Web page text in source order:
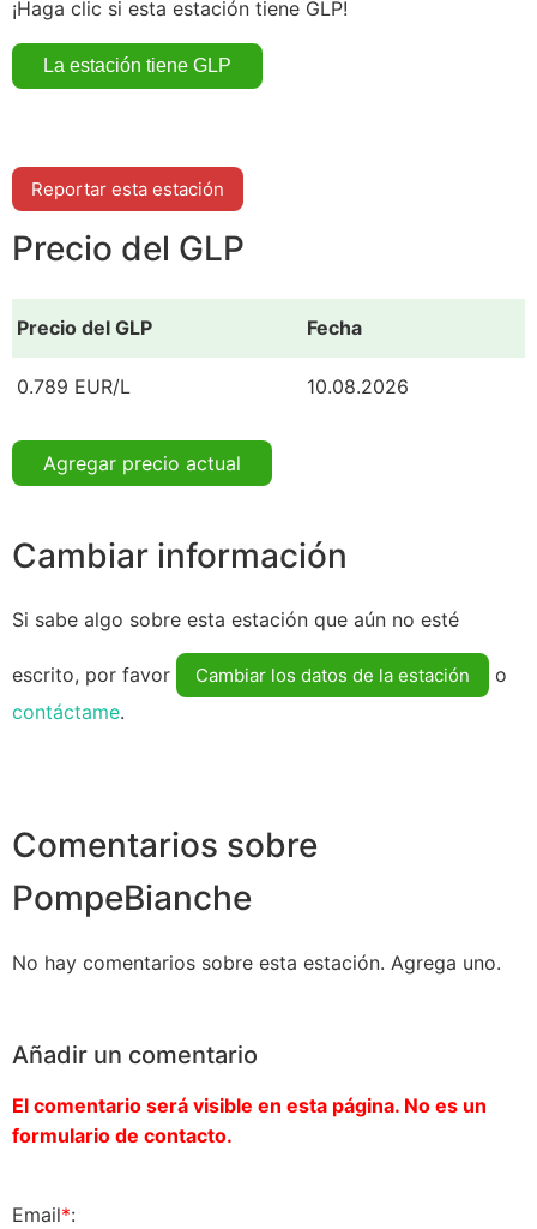
¡Haga clic si esta estación tiene GLP!
Reportar esta estación
Precio del GLP
Precio del GLP Fecha
0.789 EUR/L 10.08.2026
Agregar precio actual
Cambiar información
Si sabe algo sobre esta estación que aún no esté
escrito, por favor Cambiar los datos de la estación
o
contáctame.
Comentarios sobre
PompeBianche
No hay comentarios sobre esta estación. Agrega uno.
Añadir un comentario
El comentario será visible en esta página. No es un
formulario de contacto.
Email*: